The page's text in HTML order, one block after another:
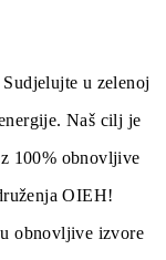
u zelenoj
Naš cilj je
100% obnovljive
OIEH!
obnovljive izvore